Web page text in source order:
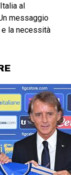
al
messaggio
la necessità